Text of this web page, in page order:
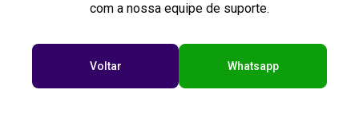
com a nossa equipe de suporte.
Voltar Whatsapp